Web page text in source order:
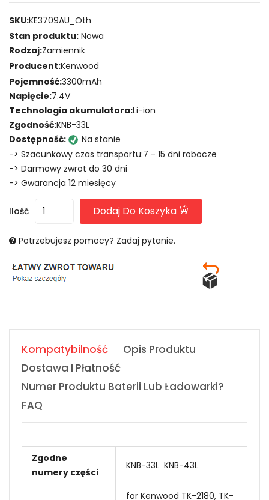
SKU:KE3709AU_Oth
Stan produktu: Nowa
Rodzaj:Zamiennik
Producent:Kenwood
Pojemność:3300mAh
Napięcie:7.4V
Technologia akumulatora:Li-ion
Zgodność:KNB-33L
Dostępność:
Na stanie
-> Szacunkowy czas transportu:7 - 15 dni robocze
-> Darmowy zwrot do 30 dni
-> Gwarancja 12 miesięcy
Ilość Dodaj Do Koszyka
Potrzebujesz pomocy? Zadaj pytanie.
Kompatybilność
Opis Produktu
Dostawa I Płatność
Numer Produktu Baterii Lub Ładowarki?
FAQ
Zgodne
numery części
KNB-33L KNB-43L
for Kenwood TK-2180, TK-